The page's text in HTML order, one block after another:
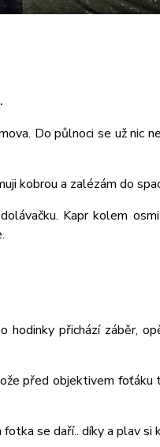
Do půlnoci se už nic
kobrou a zalézám do
Kapr kolem
přichází záběr,
před objektivem
se daří.. díky a plav si